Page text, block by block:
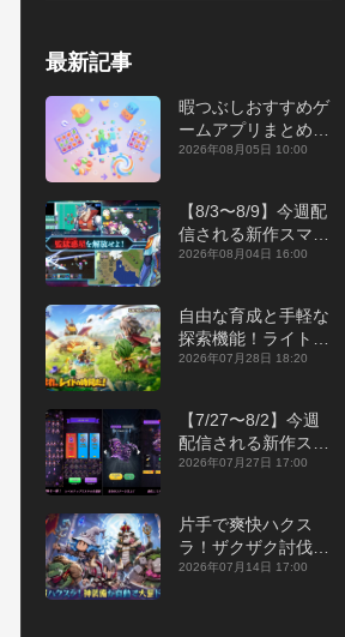
最新記事
暇つぶしおすすめゲ
ームアプリまとめ｜
オフライン対応あり
2026年08月05日 10:00
【8/3〜8/9】今週配
信される新作スマホ
ゲームをまとめてお
2026年08月04日 16:00
自由な育成と手軽な
探索機能！ライトカ
ジュアルMMORPG
P】
2026年07月28日 18:20
【7/27〜8/2】今週
配信される新作スマ
ホゲームをまとめて
2026年07月27日 17:00
片手で爽快ハクス
ラ！ザクザク討伐し
て神装備を集める放
2026年07月14日 17:00